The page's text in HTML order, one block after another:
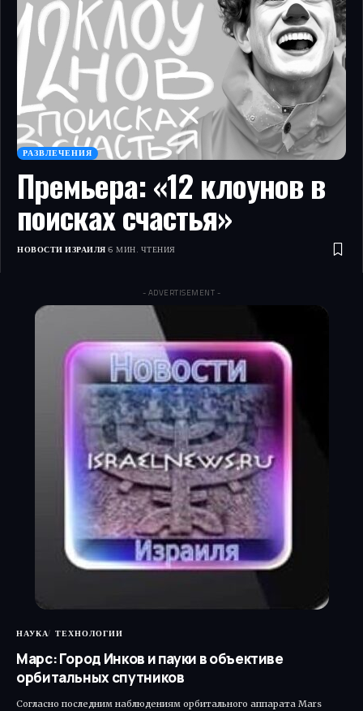
РАЗВЛЕЧЕНИЯ
Премьера: «12 клоунов в
поисках счастья»
НОВОСТИ ИЗРАИЛЯ 6 МИН. ЧТЕНИЯ
- ADVERTISEMENT -
НАУКА ТЕХНОЛОГИИ
Марс: Город Инков и пауки в объективе
орбитальных спутников
Согласно последним наблюдениям орбитального аппарата Mars